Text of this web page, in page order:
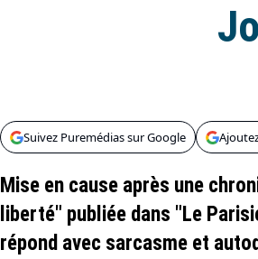
Suivez Puremédias sur Google
Mise en cause après une
liberté" publiée dans "Le
répond avec sarcasme et